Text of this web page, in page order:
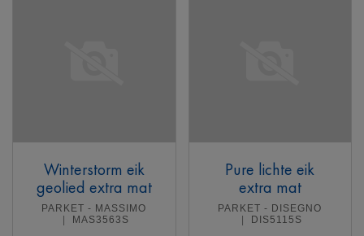
Winterstorm eik
geolied extra mat
PARKET - MASSIMO
MAS3563S
Pure lichte eik
extra mat
PARKET - DISEGNO
DIS5115S